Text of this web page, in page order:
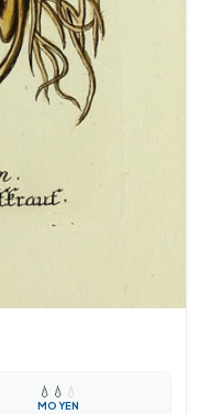
💧 💧 💧
MOYEN